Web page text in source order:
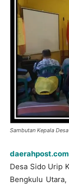
Sambutan Kepala
daerahpost.com
Desa Sido Urip
Bengkulu